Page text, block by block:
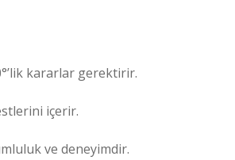
kararlar gerektirir.
içerir.
ve deneyimdir.